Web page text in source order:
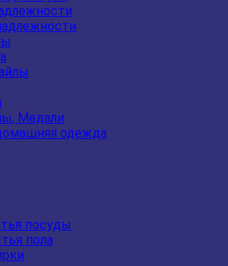
Медали
одежда
посуды
пола